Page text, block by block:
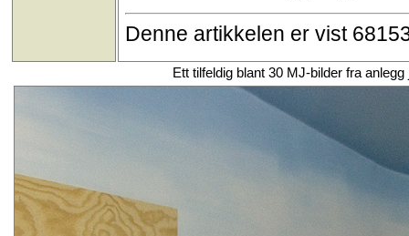
Denne artikkelen er vist
Ett tilfeldig blant 30 MJ-bilder fra